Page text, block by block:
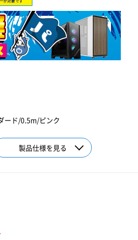
ード/0.5m/ピンク
製品仕様を見る